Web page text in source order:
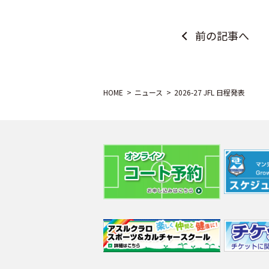
前の記事へ
HOME ニュース 2026-27 JFL 日程発表